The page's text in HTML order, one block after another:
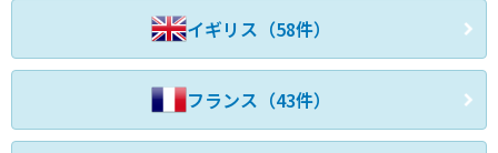
イギリス（58件）
フランス（43件）